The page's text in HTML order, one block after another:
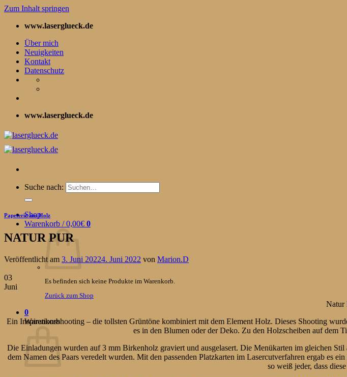
Zum Inhalt springen
www.laserglueck.de
Über mich
Neuigkeiten
Kontakt
Datenschutz
www.laserglueck.de
Suche nach:
Shop
Warenkorb /0,00€ 0
Es befinden sich keine Produkte im Warenkorb.
Zurück zum Shop
0
Warenkorb
Papeterie aus Holz
NATUR PUR
Veröffentlicht am 3. Juni 20224. Juni 2022 von Marion.D
03
Juni
Natur
Ein Inspirationsshooting – die tollsten Grüntöne kombiniert mit dem Element Holz. Dieses Shooting
es in den Blumen oder der Deko. Zu den Holzscheiben auf dem
Die Einladungen wurden auf 3 mm Birkenholz graviert und ausgelasert. Die Menükarten im gleichen
dem Namen des Paars veredelt wurden. Mit den passenden Platzkarten im Lasercutverfahren ergab es
so weiß jeder, dass